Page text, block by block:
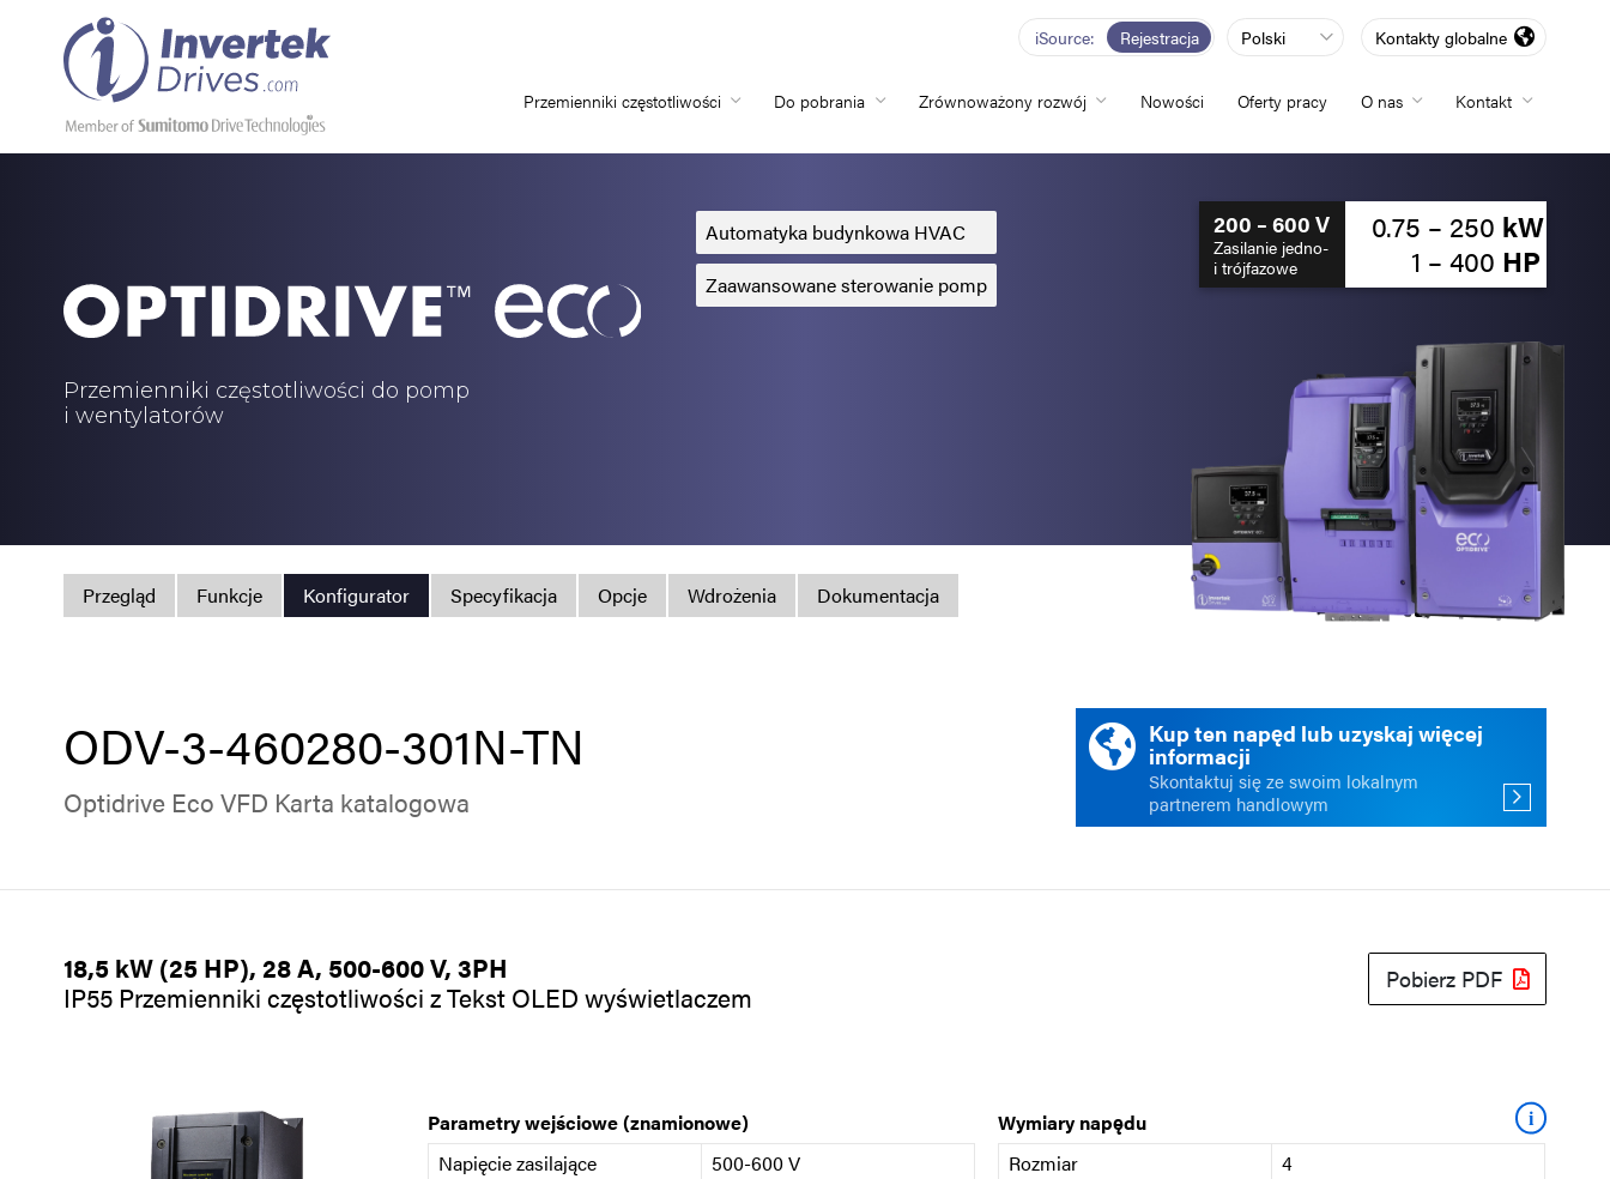
iSource Rejestracja Polski Kontakty globalne
Przemienniki częstotliwości Do pobrania Zrównoważony rozwój Nowości Oferty pracy O nas Kontakt
Przemienniki częstotliwości do pomp
i wentylatorów
Automatyka budynkowa HVAC
Zaawansowane sterowanie pomp
200 – 600 V
Zasilanie jedno-
i trójfazowe
0.75 – 250 kW
1 – 400 HP
Przegląd Funkcje Konfigurator Specyfikacja Opcje Wdrożenia Dokumentacja
ODV-3-460280-301N-TN
Optidrive Eco VFD Karta katalogowa
Kup ten napęd lub uzyskaj więcej
informacji
Skontaktuj się ze swoim lokalnym
partnerem handlowym
18,5 kW (25 HP), 28 A, 500-600 V, 3PH
IP55 Przemienniki częstotliwości z Tekst OLED wyświetlaczem
Pobierz PDF
Parametry wejściowe (znamionowe)
Napięcie zasilające
500-600 V
Wymiary napędu i
Rozmiar
4
Przemienniki częstotliwości
Do pobrania
Zrównoważony rozwój
Mapa strony